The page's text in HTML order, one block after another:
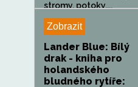
stromy, potoky,...
Zobrazit
Lander Blue: Bílý
drak - kniha pro
holandského
bludného rytíře: